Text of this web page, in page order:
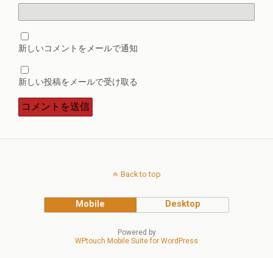
新しいコメントをメールで通知
新しい投稿をメールで受け取る
Back to top
Mobile Desktop
Powered by
WPtouch Mobile Suite for WordPress